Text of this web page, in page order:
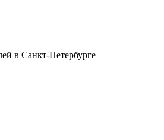
в Санкт-Петербурге